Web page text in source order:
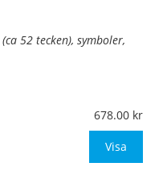
52 tecken), symboler,
mått upp till 0,07m²)
678.00
Visa